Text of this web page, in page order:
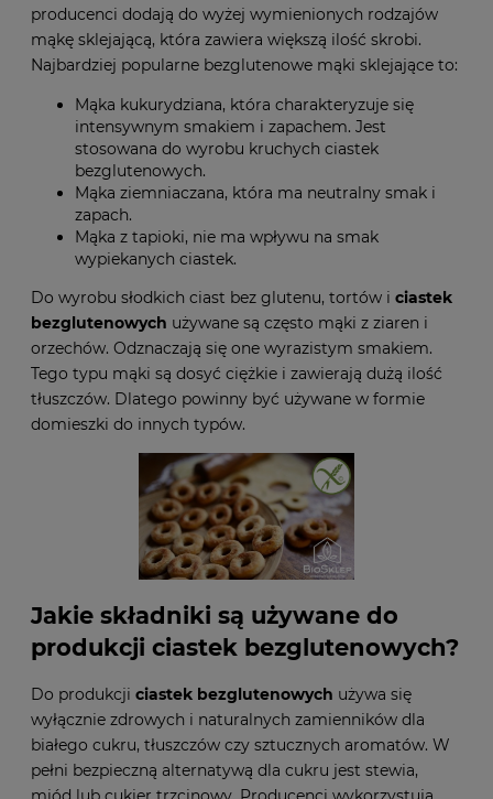
producenci dodają do wyżej wymienionych rodzajów
mąkę sklejającą, która zawiera większą ilość skrobi.
Najbardziej popularne bezglutenowe mąki sklejające to:
Mąka kukurydziana, która charakteryzuje się
intensywnym smakiem i zapachem. Jest
stosowana do wyrobu kruchych ciastek
bezglutenowych.
Mąka ziemniaczana, która ma neutralny smak i
zapach.
Mąka z tapioki, nie ma wpływu na smak
wypiekanych ciastek.
Do wyrobu słodkich ciast bez glutenu, tortów i ciastek
bezglutenowych używane są często mąki z ziaren i
orzechów. Odznaczają się one wyrazistym smakiem.
Tego typu mąki są dosyć ciężkie i zawierają dużą ilość
tłuszczów. Dlatego powinny być używane w formie
domieszki do innych typów.
Jakie składniki są używane do
produkcji ciastek bezglutenowych?
Do produkcji ciastek bezglutenowych używa się
wyłącznie zdrowych i naturalnych zamienników dla
białego cukru, tłuszczów czy sztucznych aromatów. W
pełni bezpieczną alternatywą dla cukru jest stewia,